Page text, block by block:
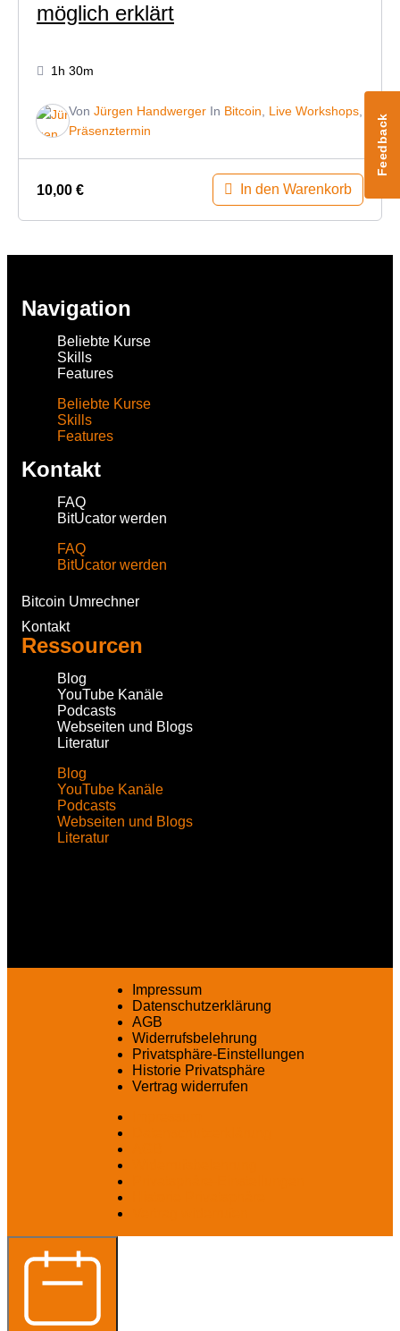
möglich erklärt
1h 30m
Von Jürgen Handwerger In Bitcoin, Live Workshops,
Präsenztermin
10,00 € In den Warenkorb
Navigation
Beliebte Kurse
Skills
Features
Beliebte Kurse
Skills
Features
Kontakt
FAQ
BitUcator werden
FAQ
BitUcator werden
Bitcoin Umrechner
Kontakt
Ressourcen
Blog
YouTube Kanäle
Podcasts
Webseiten und Blogs
Literatur
Blog
YouTube Kanäle
Podcasts
Webseiten und Blogs
Literatur
Impressum
Datenschutzerklärung
AGB
Widerrufsbelehrung
Privatsphäre-Einstellungen
Historie Privatsphäre
Vertrag widerrufen
Feedback